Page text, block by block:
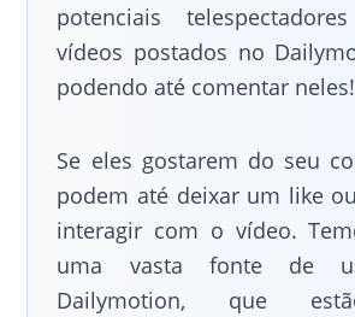
potenciais
vídeos postados no
podendo até comentar neles!
Se eles gostarem do seu
podem até deixar um like
interagir com o vídeo.
uma vasta fonte de
Dailymotion, que